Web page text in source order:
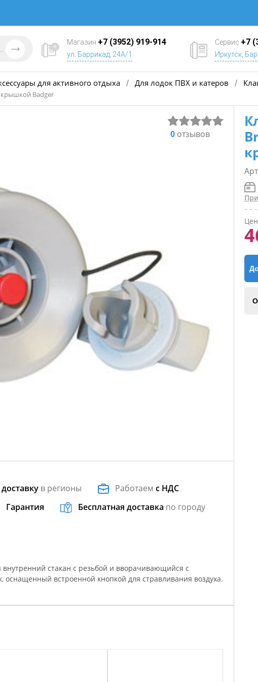
Магазин +7 (3952) 919-914
ул. Баррикад, 24А/1
Сервис +7
Иркутск,
для активного отдыха / Для лодок ПВХ и катеров /
крышкой Badger
0отзывов
в регионы Работаемс НДС
Гарантия Бесплатная доставка по городу
внутренний стакан с резьбой и вворачивающийся с
встроенной кнопкой для стравливания воздуха.